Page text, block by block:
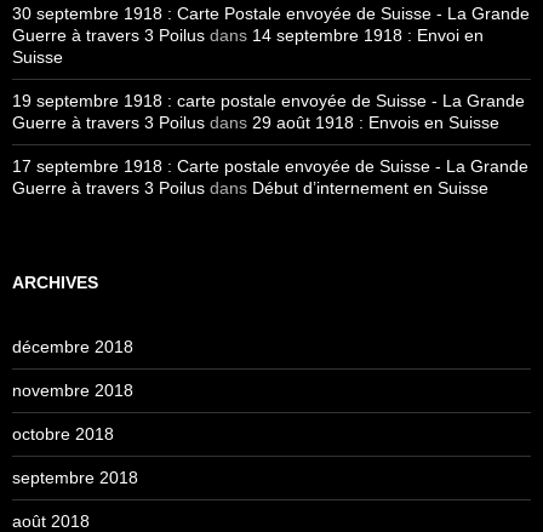
30 septembre 1918 : Carte Postale envoyée de Suisse - La Grande
Guerre à travers 3 Poilus dans 14 septembre 1918 : Envoi en
Suisse
19 septembre 1918 : carte postale envoyée de Suisse - La Grande
Guerre à travers 3 Poilus dans 29 août 1918 : Envois en Suisse
17 septembre 1918 : Carte postale envoyée de Suisse - La Grande
Guerre à travers 3 Poilus dans Début d’internement en Suisse
ARCHIVES
décembre 2018
novembre 2018
octobre 2018
septembre 2018
août 2018